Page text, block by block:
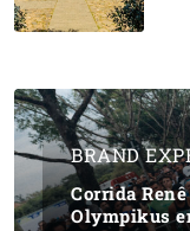
BRAND
Corrida
Olympikus